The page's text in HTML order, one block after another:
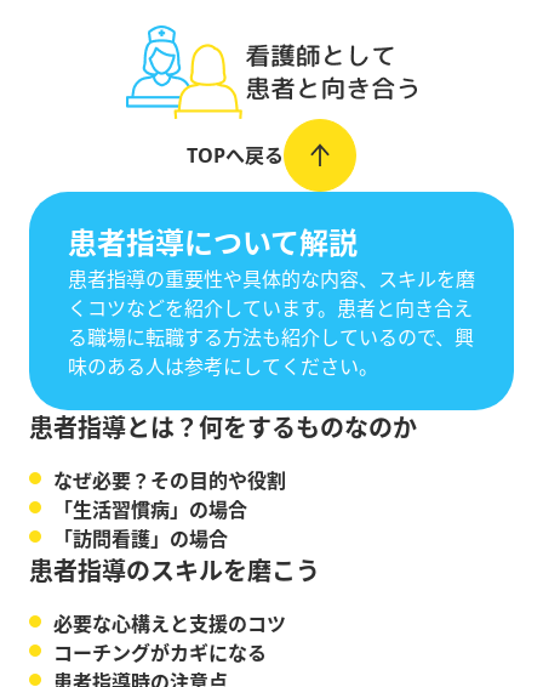
TOPへ戻る
患者指導について解説
患者指導の重要性や具体的な内容、スキルを磨
くコツなどを紹介しています。患者と向き合え
る職場に転職する方法も紹介しているので、興
味のある人は参考にしてください。
患者指導とは？何をするものなのか
なぜ必要？その目的や役割
「生活習慣病」の場合
「訪問看護」の場合
患者指導のスキルを磨こう
必要な心構えと支援のコツ
コーチングがカギになる